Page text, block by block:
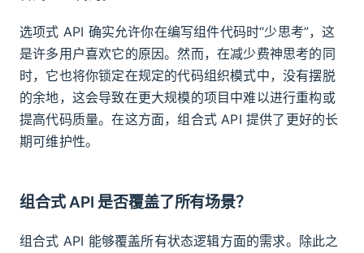
选项式 API 确实允许你在编写组件代码时“少思考”，这
是许多用户喜欢它的原因。然而，在减少费神思考的同
时，它也将你锁定在规定的代码组织模式中，没有摆脱
的余地，这会导致在更大规模的项目中难以进行重构或
提高代码质量。在这方面，组合式 API 提供了更好的长
期可维护性。
组合式 API 是否覆盖了所有场景？
组合式 API 能够覆盖所有状态逻辑方面的需求。除此之